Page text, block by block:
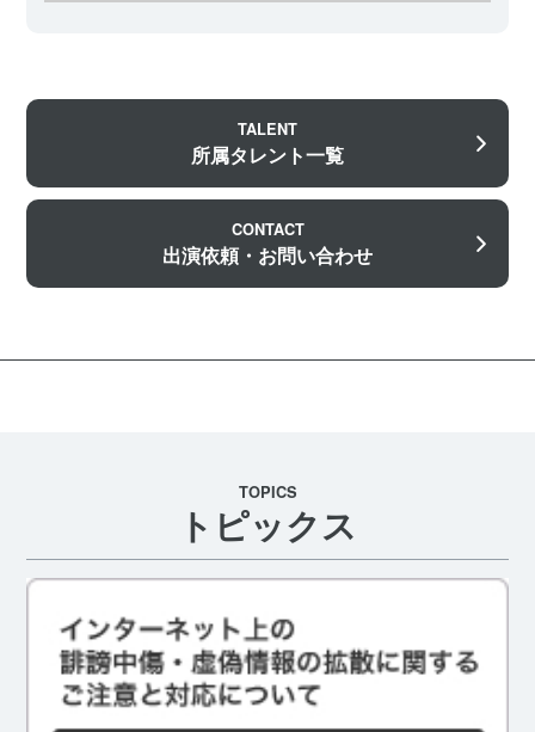
TALENT
所属タレント一覧
CONTACT
出演依頼・お問い合わせ
TOPICS
トピックス